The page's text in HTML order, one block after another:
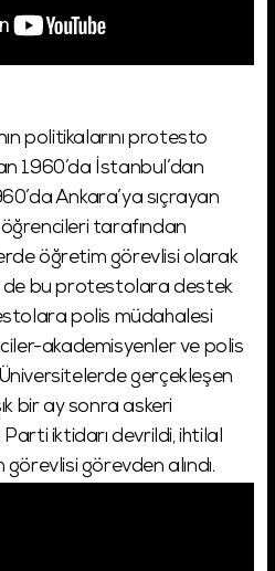
politikalarını protesto
1960’da İstanbul’dan
Ankara’ya sıçrayan
tarafından
öğretim görevlisi olarak
de bu protestolara destek
polis müdahalesi
akademisyenler ve polis
gerçekleşen
bir ay sonra askeri
iktidarı devrildi, ihtilal
görevden alındı.